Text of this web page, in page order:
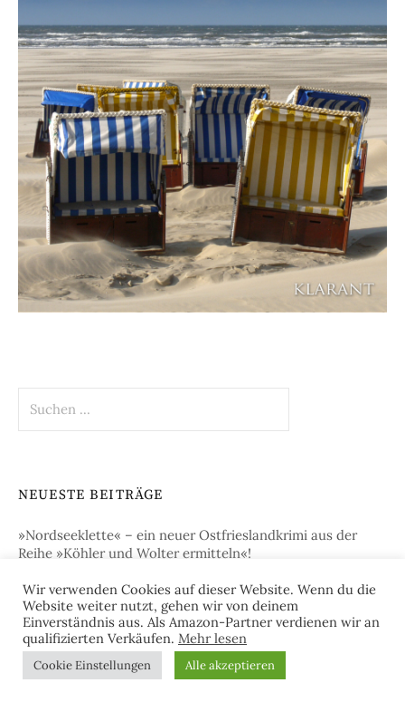
nach:
NEUESTE BEITRÄGE
»Nordseeklette« – ein neuer Ostfrieslandkrimi aus der
Reihe »Köhler und Wolter ermitteln«!
„Juister Braut“ – der neue Ostfrieslandkrimi von Sina
Jorritsma!
„Betrugsmord auf Norderney“ – der neue Ostfrieslandkrimi
von Julia Brunjes!
Wir verwenden Cookies auf dieser Website. Wenn du die
Website weiter nutzt, gehen wir von deinem
Einverständnis aus. Als Amazon-Partner verdienen wir an
qualifizierten Verkäufen. Mehr lesen
Cookie Einstellungen Alle akzeptieren